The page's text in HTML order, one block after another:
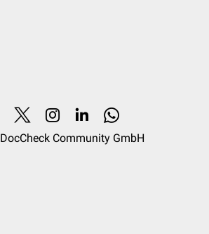
DocCheck Community GmbH